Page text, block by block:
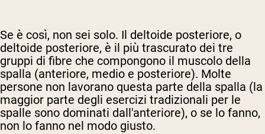
Se è così, non sei solo. Il deltoide posteriore, o
deltoide posteriore, è il più trascurato dei tre
gruppi di fibre che compongono il muscolo della
spalla (anteriore, medio e posteriore). Molte
persone non lavorano questa parte della spalla (la
maggior parte degli esercizi tradizionali per le
spalle sono dominati dall'anteriore), o se lo fanno,
non lo fanno nel modo giusto.